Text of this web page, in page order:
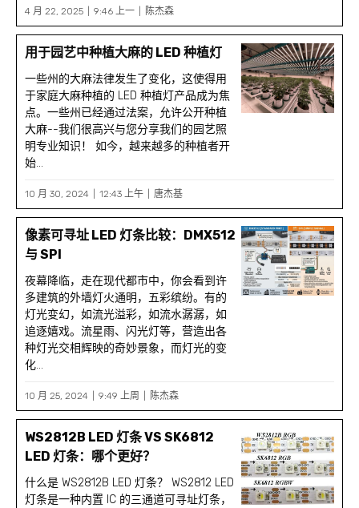
4 月 22, 2025 9:46 上一 陈杰森
用于园艺中种植大麻的 LED 种植灯
一些州的大麻法律发生了变化，这使得用
于家庭大麻种植的 LED 种植灯产品成为焦
点。一些州已经通过法案，允许公开种植
大麻--我们很高兴与您分享我们的园艺照
明专业知识！ 如今，越来越多的种植者开
始...
10 月 30, 2024 12:43 上午 唐杰基
像素可寻址 LED 灯条比较：DMX512
与 SPI
夜幕降临，走在现代都市中，你会看到许
多建筑的外墙灯火通明，五彩缤纷。有的
灯光变幻，如流光溢彩，如流水潺潺，如
追逐嬉戏。流星雨、闪光灯等，营造出各
种灯光交相辉映的奇妙景象，而灯光的变
化...
10 月 25, 2024 9:49 上周 陈杰森
WS2812B LED 灯条 VS SK6812
LED 灯条：哪个更好？
什么是 WS2812B LED 灯条？ WS2812 LED
灯条是一种内置 IC 的三通道可寻址灯条，